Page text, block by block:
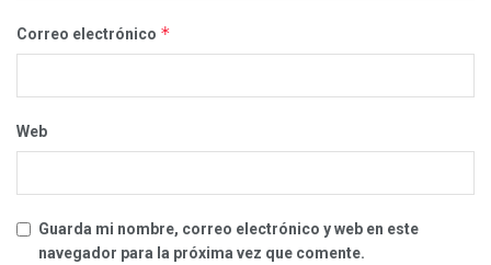
Correo electrónico *
Web
Guarda mi nombre, correo electrónico y web en este
navegador para la próxima vez que comente.